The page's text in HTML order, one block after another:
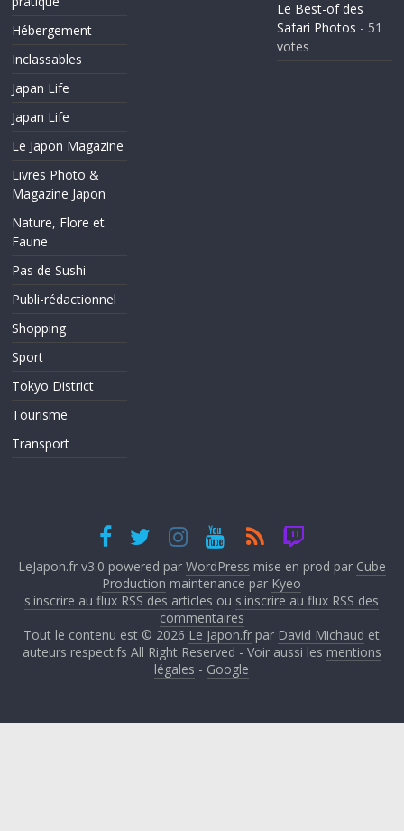
Hébergement
Inclassables
Japan Life
Japan Life
Le Japon Magazine
Livres Photo &
Magazine Japon
Nature, Flore et
Faune
Pas de Sushi
Publi-rédactionnel
Shopping
Sport
Tokyo District
Tourisme
Transport
Le Best-of des
Safari Photos - 51
votes
LeJapon.fr v3.0 powered par WordPress mise en prod par Cube
Production maintenance par Kyeo
s'inscrire au flux RSS des articles ou s'inscrire au flux RSS des
commentaires
Tout le contenu est © 2026 Le Japon.fr par David Michaud et
auteurs respectifs All Right Reserved - Voir aussi les mentions
légales - Google